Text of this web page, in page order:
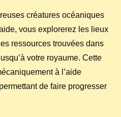
créatures océaniques
vous explorerez les lieux
ressources trouvées dans
votre royaume. Cette
à l’aide
de faire progresser